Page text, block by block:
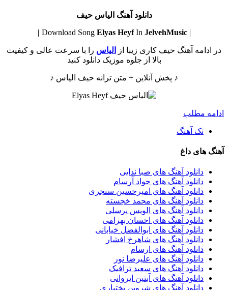
دانلود آهنگ الیاس حیف
| Download Song
Elyas HeyfIn JelvehMusic |
در ادامه آهنگ حیف کاری زیبا از الیاس را با سرعت عالی و کیفیت
بالا از جلوه موزیک دانلود کنید
♪ پخش آنلاین + متن ترانه حیف الیاس ♪
ادامه مطلب
تک آهنگ
آهنگ های داغ
دانلود آهنگ های صبا ندایی
دانلود آهنگ های جواد آرسام
دانلود آهنگ های امیرحسین سنجری
دانلود آهنگ های محمد خجسته
دانلود آهنگ های الویس پرسلی
دانلود آهنگ های احسان بهرامی
دانلود آهنگ های ابوالفضل خیابانی
دانلود آهنگ های شاهرخ افشار
دانلود آهنگ های ارسام
دانلود آهنگ های علیرضا نور
دانلود آهنگ های سعید ترافیک
دانلود آهنگ های آبتین ایروانی
دانلود آهنگ های شروین بختیاری